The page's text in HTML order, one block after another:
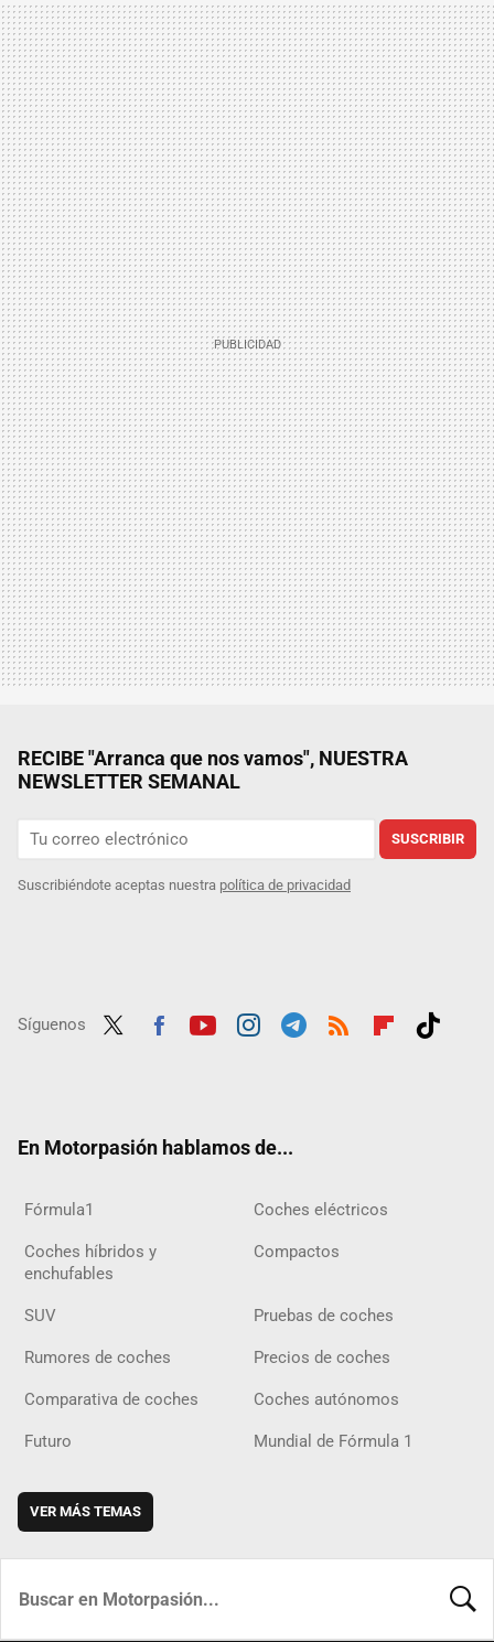
RECIBE "Arranca que nos vamos", NUESTRA
NEWSLETTER SEMANAL
SUSCRIBIR
Suscribiéndote aceptas nuestra política de privacidad
Síguenos
En Motorpasión hablamos de...
Fórmula1 Coches eléctricos
Coches híbridos y
enchufables
Compactos
SUV Pruebas de coches
Rumores de coches Precios de coches
Comparativa de coches Coches autónomos
Futuro Mundial de Fórmula 1
VER MÁS TEMAS